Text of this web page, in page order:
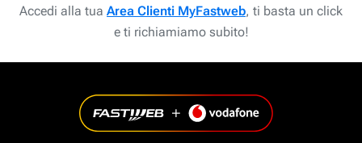
Accedi alla tua Area Clienti MyFastweb, ti basta un click
e ti richiamiamo subito!